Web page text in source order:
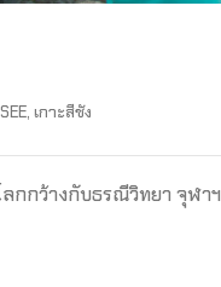
SEE, เกาะสีชัง
ลกกว้างกับธรณีวิทยา จุฬาฯ